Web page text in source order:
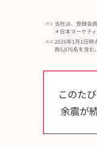
当社は、登録会
＊日本マーケテ
2026年1月1日時
員5,876名を含む。
このた
余震が